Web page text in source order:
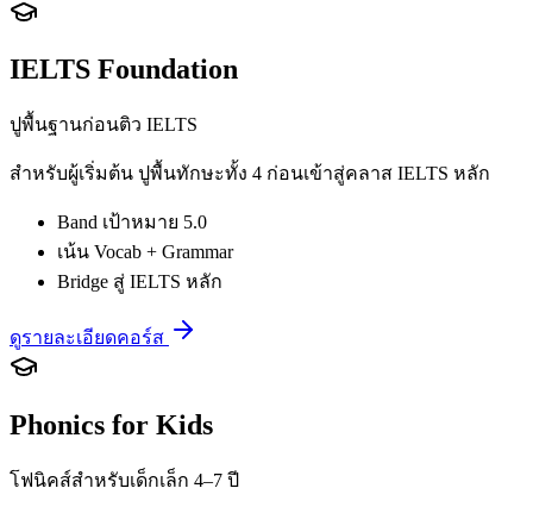
IELTS Foundation
ปูพื้นฐานก่อนติว IELTS
สำหรับผู้เริ่มต้น ปูพื้นทักษะทั้ง 4 ก่อนเข้าสู่คลาส IELTS หลัก
Band เป้าหมาย 5.0
เน้น Vocab + Grammar
Bridge สู่ IELTS หลัก
ดูรายละเอียดคอร์ส
Phonics for Kids
โฟนิคส์สำหรับเด็กเล็ก 4–7 ปี